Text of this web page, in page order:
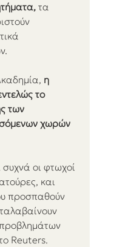
τα
η
το
των
χωρών
συχνά οι φτωχοί
και
προσπαθούν
Reuters.